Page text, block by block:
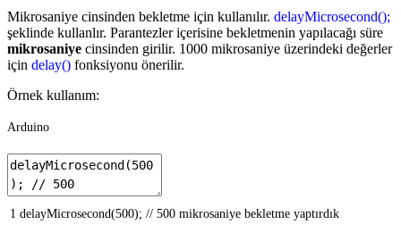
Mikrosaniye cinsinden bekletme için kullanılır. delayMicrosecond();
şeklinde kullanlır. Parantezler içerisine bekletmenin yapılacağı süre
mikrosaniye cinsinden girilir. 1000 mikrosaniye üzerindeki değerler
için delay() fonksiyonu önerilir.
Örnek kullanım:
Arduino
1 delayMicrosecond(500); // 500 mikrosaniye bekletme yaptırdık